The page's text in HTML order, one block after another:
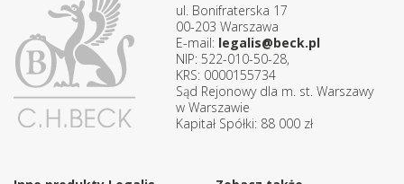
ul. Bonifraterska 17
00-203 Warszawa
E-mail: legalis@beck.pl
NIP: 522-010-50-28,
KRS: 0000155734
Sąd Rejonowy dla m. st. Warszawy
w Warszawie
Kapitał Spółki: 88 000 zł